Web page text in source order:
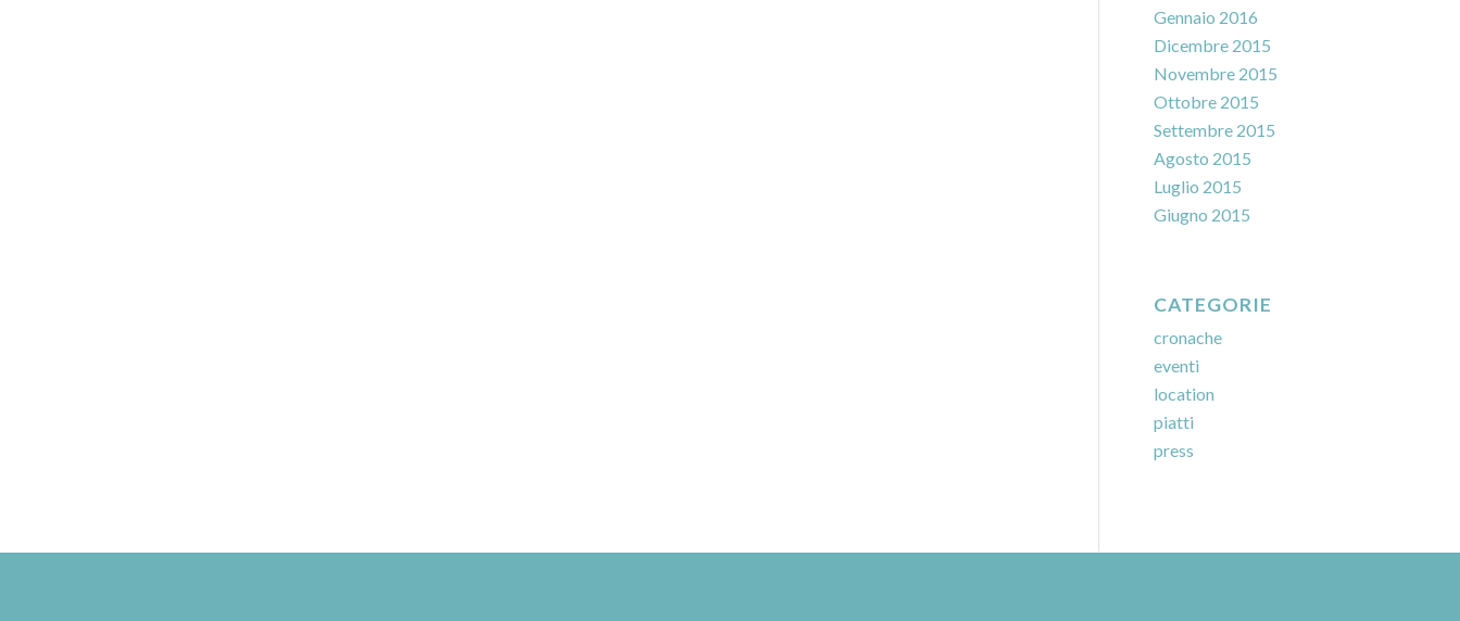
Gennaio 2016
Dicembre 2015
Novembre 2015
Ottobre 2015
Settembre 2015
Agosto 2015
Luglio 2015
Giugno 2015
CATEGORIE
cronache
eventi
location
piatti
press